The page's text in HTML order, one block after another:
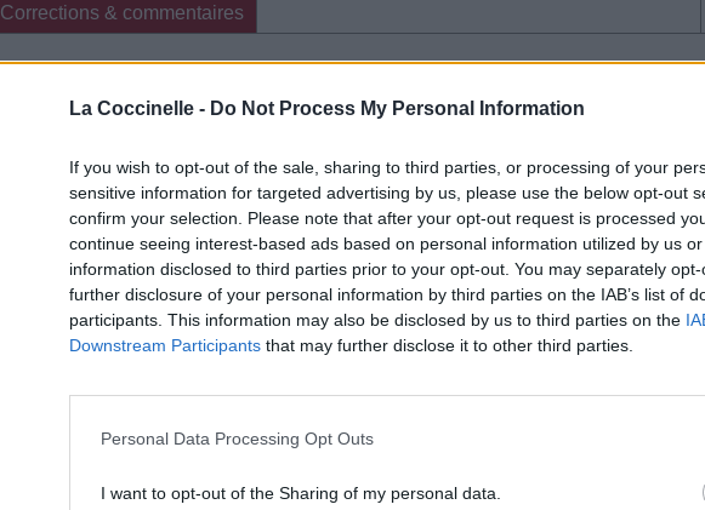
La Coccinelle - Do Not Process My Personal Information
If you wish to opt-out of the sale, sharing to third parties, or processing of your
sensitive information for targeted advertising by us, please use the below opt-out
confirm your selection. Please note that after your opt-out request is processed
continue seeing interest-based ads based on personal information utilized by us
information disclosed to third parties prior to your opt-out. You may separately
further disclosure of your personal information by third parties on the IAB’s list of
participants. This information may also be disclosed by us to third parties on the
Downstream Participants that may further disclose it to other third parties.
Personal Data Processing Opt Outs
I want to opt-out of the Sharing of my personal data.
Corrections & commentaires